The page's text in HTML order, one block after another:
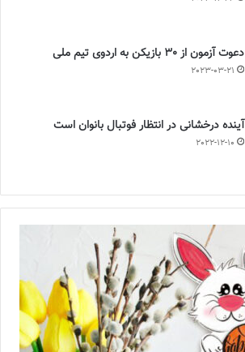
دعوت آزمون از 30 بازیکن به اردوی تیم ملی
2023-03-21
آینده درخشانی در انتظار فوتبال بانوان است
2022-12-10